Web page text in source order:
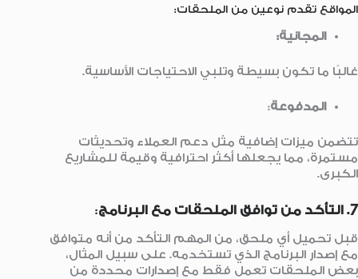
المواقع تقدم نوعين من الملحقات:
المجانية:
غالبًا ما تكون بسيطة وتلبي الاحتياجات الأساسية.
المدفوعة:
تتضمن ميزات إضافية مثل دعم العملاء وتحديثات
مستمرة، مما يجعلها أكثر احترافية وقيمة للمشاريع
الكبرى.
7. التأكد من توافق الملحقات مع البرنامج :
قبل تحميل أي ملحق، من المهم التأكد من أنه متوافق
مع إصدار البرنامج الذي تستخدمه. على سبيل المثال،
بعض الملحقات تعمل فقط مع إصدارات محددة من